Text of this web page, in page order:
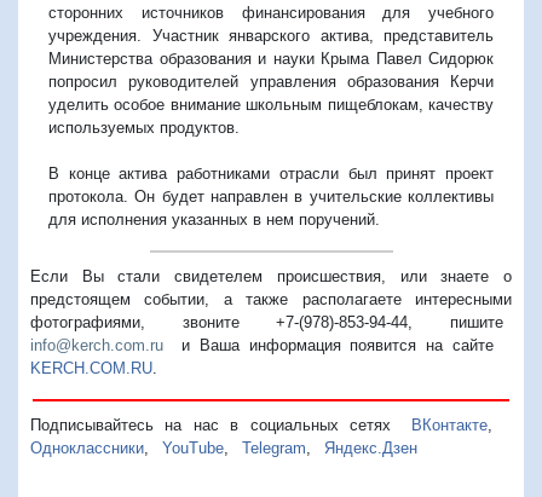
сторонних источников финансирования для учебного
учреждения. Участник январского актива, представитель
Министерства образования и науки Крыма Павел Сидорюк
попросил руководителей управления образования Керчи
уделить особое внимание школьным пищеблокам, качеству
используемых продуктов.
В конце актива работниками отрасли был принят проект
протокола. Он будет направлен в учительские коллективы
для исполнения указанных в нем поручений.
Если Вы стали свидетелем происшествия, или знаете о
предстоящем событии, а также располагаете интересными
фотографиями, звоните +7-(978)-853-94-44, пишите
info@kerch.com.ru и Ваша информация появится на сайте
KERCH.COM.RU
Подписывайтесь на нас в социальных сетях ВКонтакте,
Одноклассники
YouTube Telegram Яндекс.Дзен